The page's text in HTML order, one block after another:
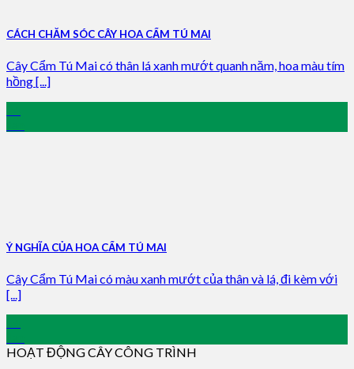
CÁCH CHĂM SÓC CÂY HOA CẨM TÚ MAI
Cây Cẩm Tú Mai có thân lá xanh mướt quanh năm, hoa màu tím
hồng [...]
Ý NGHĨA CỦA HOA CẨM TÚ MAI
Cây Cẩm Tú Mai có màu xanh mướt của thân và lá, đi kèm với
[...]
HOẠT ĐỘNG CÂY CÔNG TRÌNH